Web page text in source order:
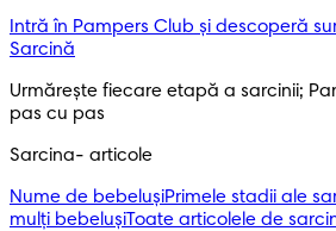
Intră în Pampers Club și descoperă
Sarcină
Urmărește fiecare etapă a sarcinii;
pas cu pas
Sarcina- articole
Nume de bebelușiPrimele stadii ale
mulți bebelușiToate articolele de